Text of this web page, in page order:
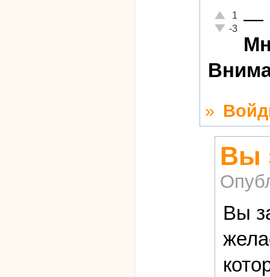
Отлично!
1
Неадекватно!
-3 —
»
Вы
Вы